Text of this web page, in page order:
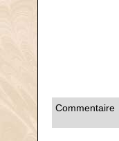
Commentaire